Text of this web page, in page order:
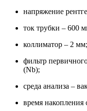
напряжение
ток трубки – 600
коллиматор – 2 мм;
фильтр
(Nb);
среда анализа –
время накопления